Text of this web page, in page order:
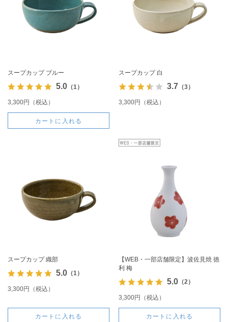
スープカップ ブルー
5.0（1）
3,300円（税込）
カートに入れる
スープカップ 白
3.7 （3）
3,300円（税込）
スープカップ 織部
5.0（1）
3,300円（税込）
カートに入れる
【WEB・一部店舗限定】波佐見焼 徳
利 梅
5.0（2）
3,300円（税込）
カートに入れる